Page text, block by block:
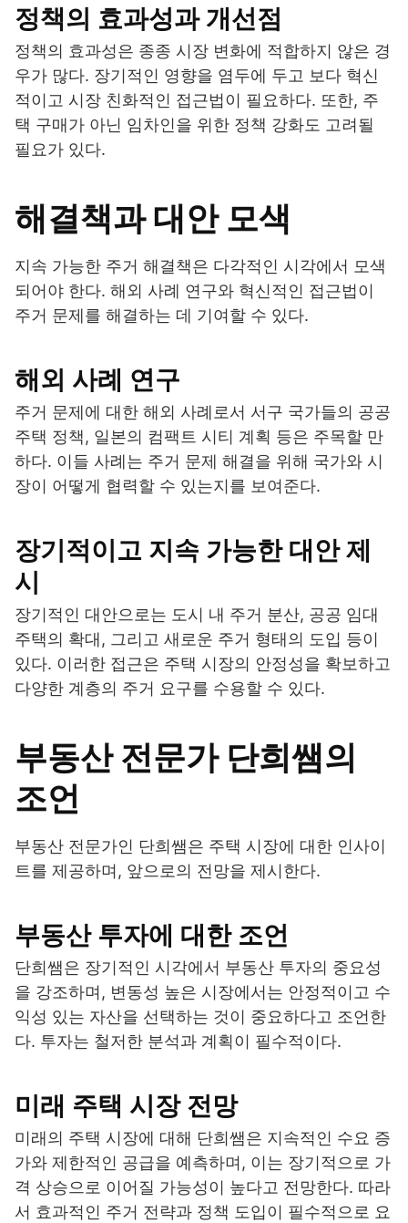
정책의 효과성과 개선점
정책의 효과성은 종종 시장 변화에 적합하지 않은 경
우가 많다. 장기적인 영향을 염두에 두고 보다 혁신
적이고 시장 친화적인 접근법이 필요하다. 또한, 주
택 구매가 아닌 임차인을 위한 정책 강화도 고려될
필요가 있다.
해결책과 대안 모색
지속 가능한 주거 해결책은 다각적인 시각에서 모색
되어야 한다. 해외 사례 연구와 혁신적인 접근법이
주거 문제를 해결하는 데 기여할 수 있다.
해외 사례 연구
주거 문제에 대한 해외 사례로서 서구 국가들의 공공
주택 정책, 일본의 컴팩트 시티 계획 등은 주목할 만
하다. 이들 사례는 주거 문제 해결을 위해 국가와 시
장이 어떻게 협력할 수 있는지를 보여준다.
장기적이고 지속 가능한 대안 제
시
장기적인 대안으로는 도시 내 주거 분산, 공공 임대
주택의 확대, 그리고 새로운 주거 형태의 도입 등이
있다. 이러한 접근은 주택 시장의 안정성을 확보하고
다양한 계층의 주거 요구를 수용할 수 있다.
부동산 전문가 단희쌤의
조언
부동산 전문가인 단희쌤은 주택 시장에 대한 인사이
트를 제공하며, 앞으로의 전망을 제시한다.
부동산 투자에 대한 조언
단희쌤은 장기적인 시각에서 부동산 투자의 중요성
을 강조하며, 변동성 높은 시장에서는 안정적이고 수
익성 있는 자산을 선택하는 것이 중요하다고 조언한
다. 투자는 철저한 분석과 계획이 필수적이다.
미래 주택 시장 전망
미래의 주택 시장에 대해 단희쌤은 지속적인 수요 증
가와 제한적인 공급을 예측하며, 이는 장기적으로 가
격 상승으로 이어질 가능성이 높다고 전망한다. 따라
서 효과적인 주거 전략과 정책 도입이 필수적으로 요